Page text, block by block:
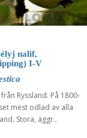
nalif,
I-V
Ryssland. På 1800-
mest odlad av alla
Stora, äggr..